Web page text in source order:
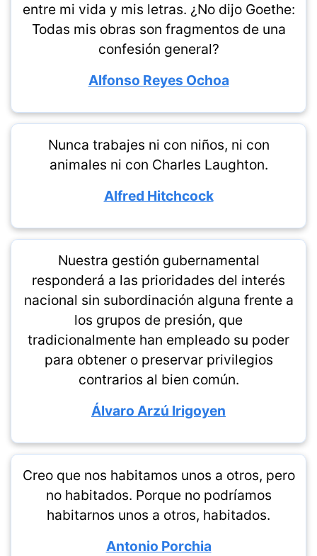
entre mi vida y mis letras. ¿No dijo Goethe:
Todas mis obras son fragmentos de una
confesión general?
Alfonso Reyes Ochoa
Nunca trabajes ni con niños, ni con
animales ni con Charles Laughton.
Alfred Hitchcock
Nuestra gestión gubernamental
responderá a las prioridades del interés
nacional sin subordinación alguna frente a
los grupos de presión, que
tradicionalmente han empleado su poder
para obtener o preservar privilegios
contrarios al bien común.
Álvaro Arzú Irigoyen
Creo que nos habitamos unos a otros, pero
no habitados. Porque no podríamos
habitarnos unos a otros, habitados.
Antonio Porchia